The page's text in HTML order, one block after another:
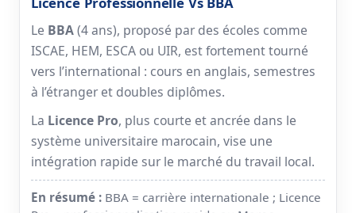
Licence Professionnelle Vs BBA
Le BBA(4 ans), proposé par des écoles comme
ISCAE, HEM, ESCA ou UIR, est fortement tourné
vers l’international : cours en anglais, semestres
à l’étranger et doubles diplômes.
La Licence Pro, plus courte et ancrée dans le
système universitaire marocain, vise une
intégration rapide sur le marché du travail local.
En résumé : BBA = carrière internationale ; Licence